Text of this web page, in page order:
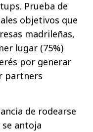
Prueba de
objetivos que
madrileñas,
lugar (75%)
por generar
partners
de rodearse
antoja